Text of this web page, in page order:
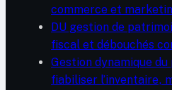
commerce et
DU gestion de
fiscal et débouchés
Gestion dynamique
fiabiliser l’inventaire,